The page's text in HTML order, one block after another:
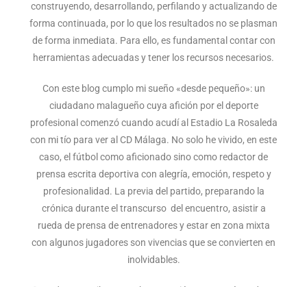
construyendo, desarrollando, perfilando y actualizando de
forma continuada, por lo que los resultados no se plasman
de forma inmediata. Para ello, es fundamental contar con
herramientas adecuadas y tener los recursos necesarios.
Con este blog cumplo mi sueño «desde pequeño»: un
ciudadano malagueño cuya afición por el deporte
profesional comenzó cuando acudí al Estadio La Rosaleda
con mi tío para ver al CD Málaga. No solo he vivido, en este
caso, el fútbol como aficionado sino como redactor de
prensa escrita deportiva con alegría, emoción, respeto y
profesionalidad. La previa del partido, preparando la
crónica durante el transcurso del encuentro, asistir a
rueda de prensa de entrenadores y estar en zona mixta
con algunos jugadores son vivencias que se convierten en
inolvidables.